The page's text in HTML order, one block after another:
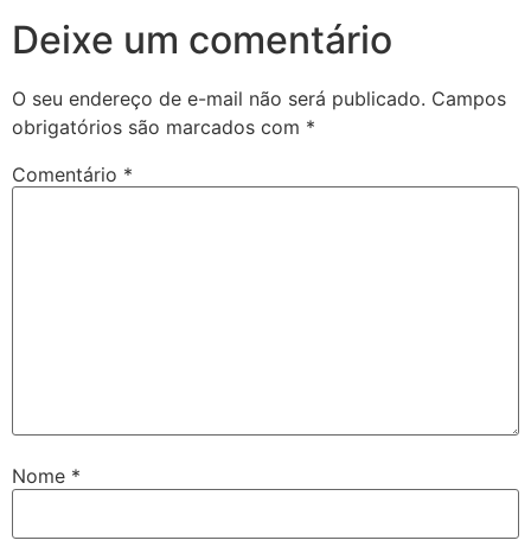
Deixe um comentário
O seu endereço de e-mail não será publicado. Campos
obrigatórios são marcados com *
Comentário *
Nome *